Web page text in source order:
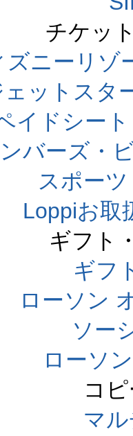
チケッ
ズニーリゾ
ェットスタ
イドシー
バーズ・
スポー
Loppiお取
ギフト
ギフ
ローソン
ソー
ローソ
コ
マ